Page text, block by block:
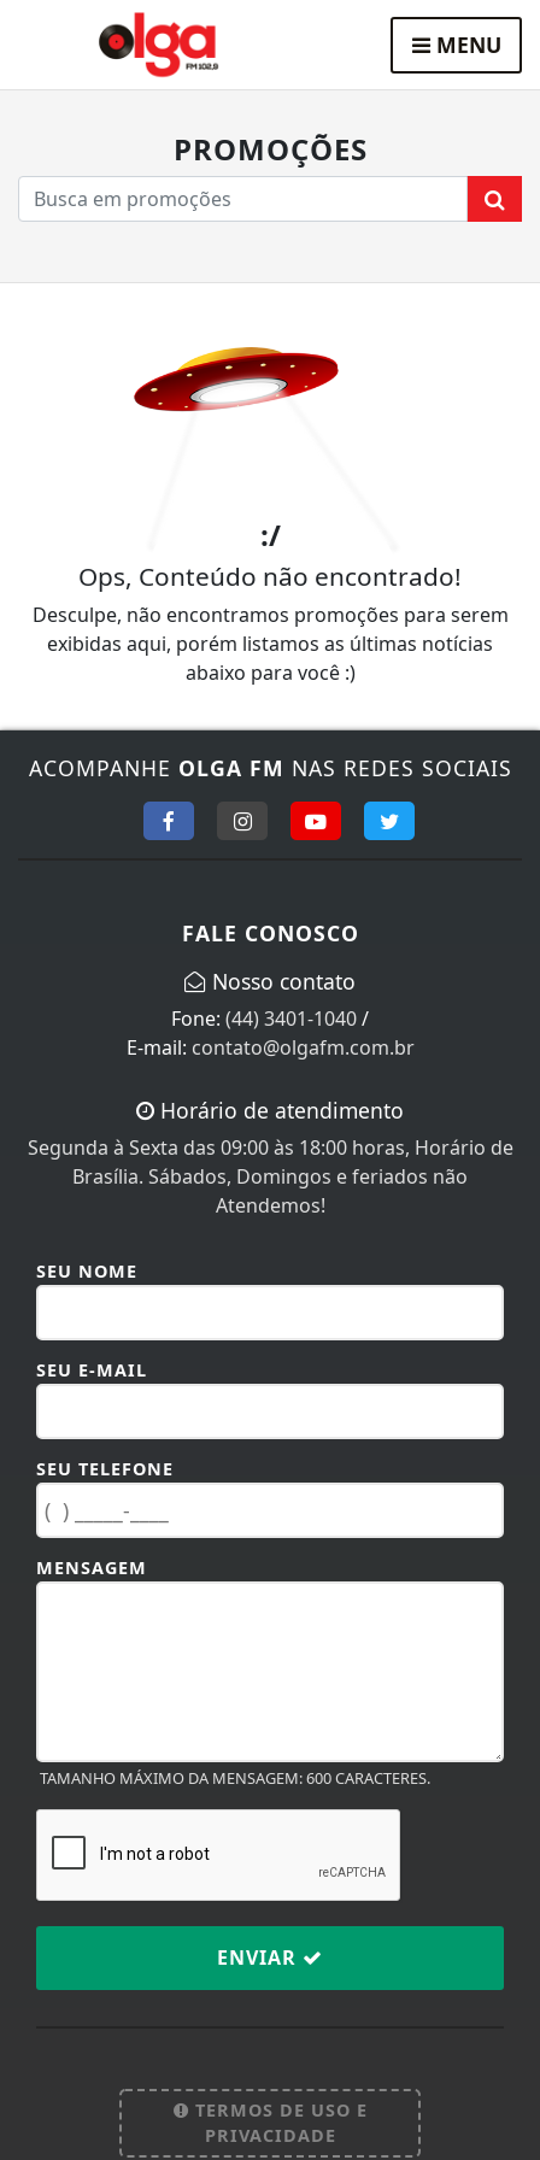
MENU
PROMOÇÕES
:/
Ops, Conteúdo não encontrado!
Desculpe, não encontramos promoções para serem
exibidas aqui, porém listamos as últimas notícias
abaixo para você :)
ACOMPANHE OLGA FM NAS REDES SOCIAIS
FALE CONOSCO
Nosso contato
Fone: (44) 3401-1040/
E-mail: contato@olgafm.com.br
Horário de atendimento
Segunda à Sexta das 09:00 às 18:00 horas, Horário de
Brasília. Sábados, Domingos e feriados não
Atendemos!
SEU NOME
SEU E-MAIL
SEU TELEFONE
MENSAGEM
TAMANHO MÁXIMO DA MENSAGEM: 600 CARACTERES.
ENVIAR
TERMOS DE USO E
PRIVACIDADE
Esse site utiliza cookies para melhorar sua
experiência de navegação. Ao continuar o acesso,